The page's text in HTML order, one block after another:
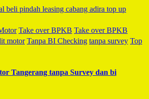
Take over BPKB Take over BPKB
motor Tanpa BI Checking tanpa survey Top
Tangerang tanpa Survey dan bi